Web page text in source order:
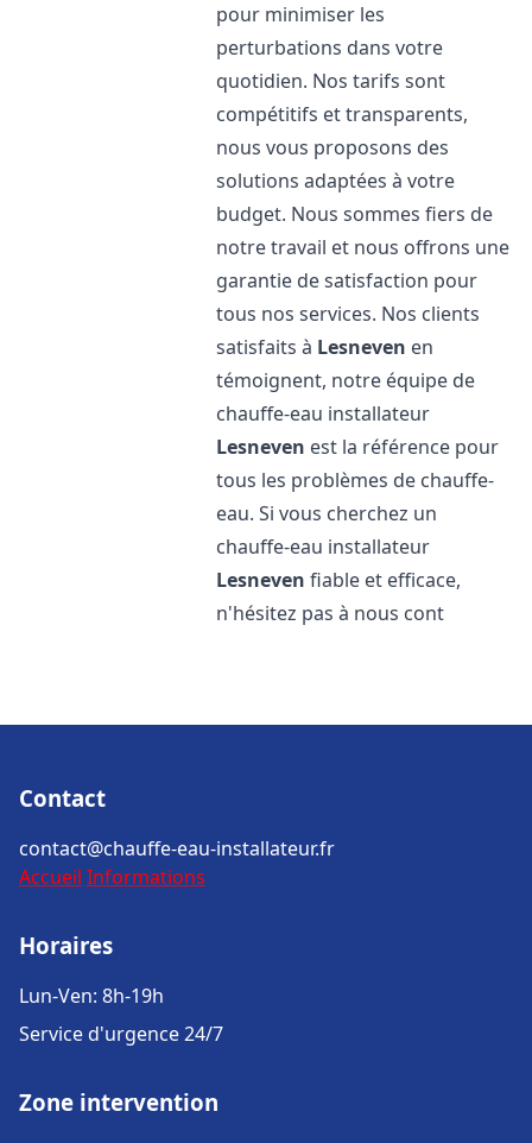
pour minimiser les
perturbations dans votre
quotidien. Nos tarifs sont
compétitifs et transparents,
nous vous proposons des
solutions adaptées à votre
budget. Nous sommes fiers de
notre travail et nous offrons une
garantie de satisfaction pour
tous nos services. Nos clients
satisfaits à Lesneven en
témoignent, notre équipe de
chauffe-eau installateur
Lesneven est la référence pour
tous les problèmes de chauffe-
eau. Si vous cherchez un
chauffe-eau installateur
Lesneven fiable et efficace,
n'hésitez pas à nous cont
Contact
contact@chauffe-eau-installateur.fr
Accueil Informations
Horaires
Lun-Ven: 8h-19h
Service d'urgence 24/7
Zone intervention